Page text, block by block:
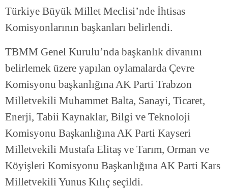
Türkiye Büyük Millet Meclisi’nde İhtisas
Komisyonlarının başkanları belirlendi.
TBMM Genel Kurulu’nda başkanlık divanını
belirlemek üzere yapılan oylamalarda Çevre
Komisyonu başkanlığına AK Parti Trabzon
Milletvekili Muhammet Balta, Sanayi, Ticaret,
Enerji, Tabii Kaynaklar, Bilgi ve Teknoloji
Komisyonu Başkanlığına AK Parti Kayseri
Milletvekili Mustafa Elitaş ve Tarım, Orman ve
Köyişleri Komisyonu Başkanlığına AK Parti Kars
Milletvekili Yunus Kılıç seçildi.